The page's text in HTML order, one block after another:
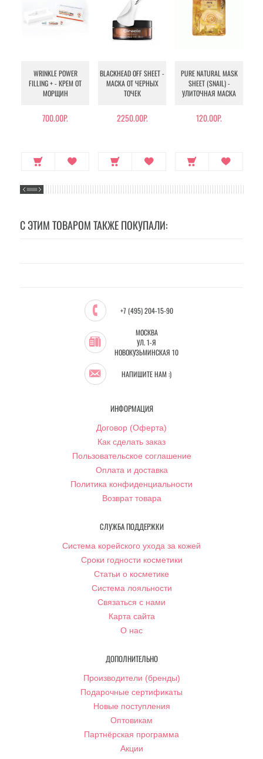
WRINKLE POWER
FILLING + - КРЕМ ОТ
МОРЩИН
700.00Р.
BLACKHEAD OFF SHEET -
МАСКА ОТ ЧЕРНЫХ
ТОЧЕК
2250.00Р.
PURE NATURAL MASK
SHEET (SNAIL) -
УЛИТОЧНАЯ МАСКА
120.00Р.
С ЭТИМ ТОВАРОМ ТАКЖЕ ПОКУПАЛИ:
+7 (495) 204-15-90
МОСКВА
УЛ. 1-Я
НОВОКУЗЬМИНСКАЯ 10
НАПИШИТЕ НАМ :)
ИНФОРМАЦИЯ
Договор (Оферта)
Как сделать заказ
Пользовательское соглашение
Оплата и доставка
Политика конфиденциальности
Возврат товара
СЛУЖБА ПОДДЕРЖКИ
Система корейского ухода за кожей
Сроки годности косметики
Статьи о косметике
Система лояльности
Связаться с нами
Карта сайта
О нас
ДОПОЛНИТЕЛЬНО
Производители (бренды)
Подарочные сертификаты
Новые поступления
Оптовикам
Партнёрская программа
Акции